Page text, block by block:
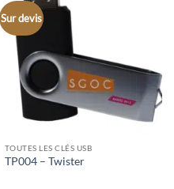
Sur devis
TOUTES LES CLÉS USB
TP004 – Twister